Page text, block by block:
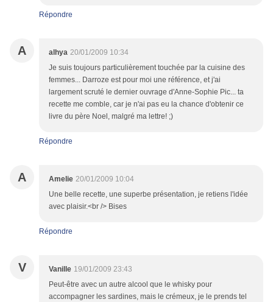
Répondre
A alhya 20/01/2009 10:34
Je suis toujours particulièrement touchée par la cuisine des
femmes... Darroze est pour moi une référence, et j'ai
largement scruté le dernier ouvrage d'Anne-Sophie Pic... ta
recette me comble, car je n'ai pas eu la chance d'obtenir ce
livre du père Noel, malgré ma lettre! ;)
Répondre
A Amelie 20/01/2009 10:04
Une belle recette, une superbe présentation, je retiens l'idée
avec plaisir.<br /> Bises
Répondre
V Vanille 19/01/2009 23:43
Peut-être avec un autre alcool que le whisky pour
accompagner les sardines, mais le crémeux, je le prends tel